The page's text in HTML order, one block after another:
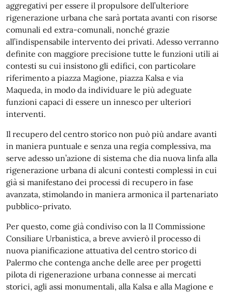
aggregativi per essere il propulsore dell’ulteriore
rigenerazione urbana che sarà portata avanti con risorse
comunali ed extra-comunali, nonché grazie
all’indispensabile intervento dei privati. Adesso verranno
definite con maggiore precisione tutte le funzioni utili ai
contesti su cui insistono gli edifici, con particolare
riferimento a piazza Magione, piazza Kalsa e via
Maqueda, in modo da individuare le più adeguate
funzioni capaci di essere un innesco per ulteriori
interventi.
Il recupero del centro storico non può più andare avanti
in maniera puntuale e senza una regia complessiva, ma
serve adesso un’azione di sistema che dia nuova linfa alla
rigenerazione urbana di alcuni contesti complessi in cui
già si manifestano dei processi di recupero in fase
avanzata, stimolando in maniera armonica il partenariato
pubblico-privato.
Per questo, come già condiviso con la II Commissione
Consiliare Urbanistica, a breve avvierò il processo di
nuova pianificazione attuativa del centro storico di
Palermo che contenga anche delle aree per progetti
pilota di rigenerazione urbana connesse ai mercati
storici, agli assi monumentali, alla Kalsa e alla Magione e